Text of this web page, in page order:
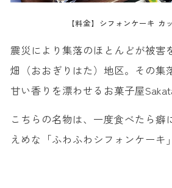
【料金】シフォンケーキ カ
震災により集落のほとんどが被害
畑（おおぎりはた）地区。その集
甘い香りを漂わせるお菓子屋
こちらの名物は、一度食べたら癖
えめな「ふわふわシフォンケーキ